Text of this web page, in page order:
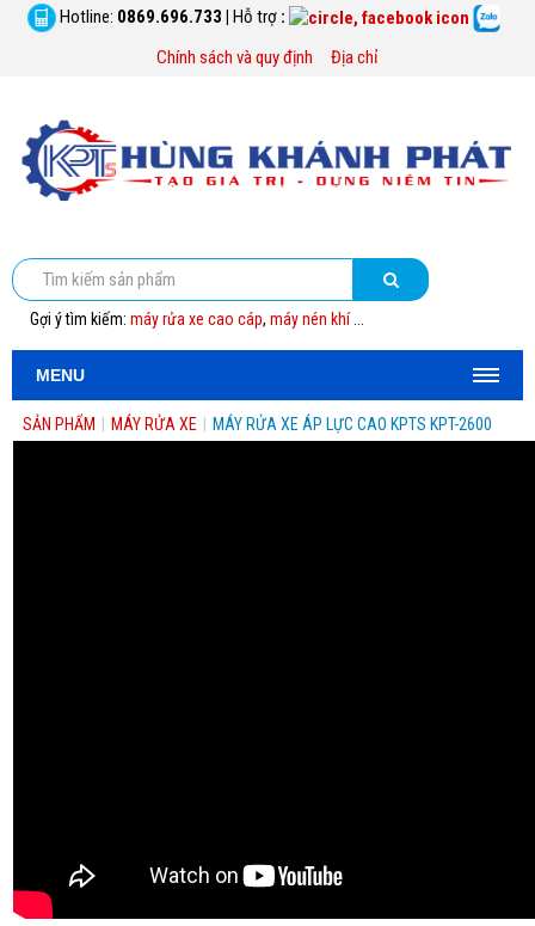
Hotline: 0869.696.733 | Hỗ trợ :
Chính sách và quy định
Địa chỉ
Gợi ý tìm kiếm: máy rửa xe cao cáp, máy nén khí...
MENU
SẢN PHẨM MÁY RỬA XE MÁY RỬA XE ÁP LỰC CAO KPTS KPT-2600